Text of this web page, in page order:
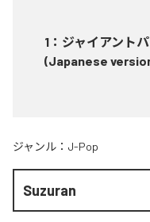
1 ： ジャイアント
(Japanese
ジャンル： J-Pop
Suzuran